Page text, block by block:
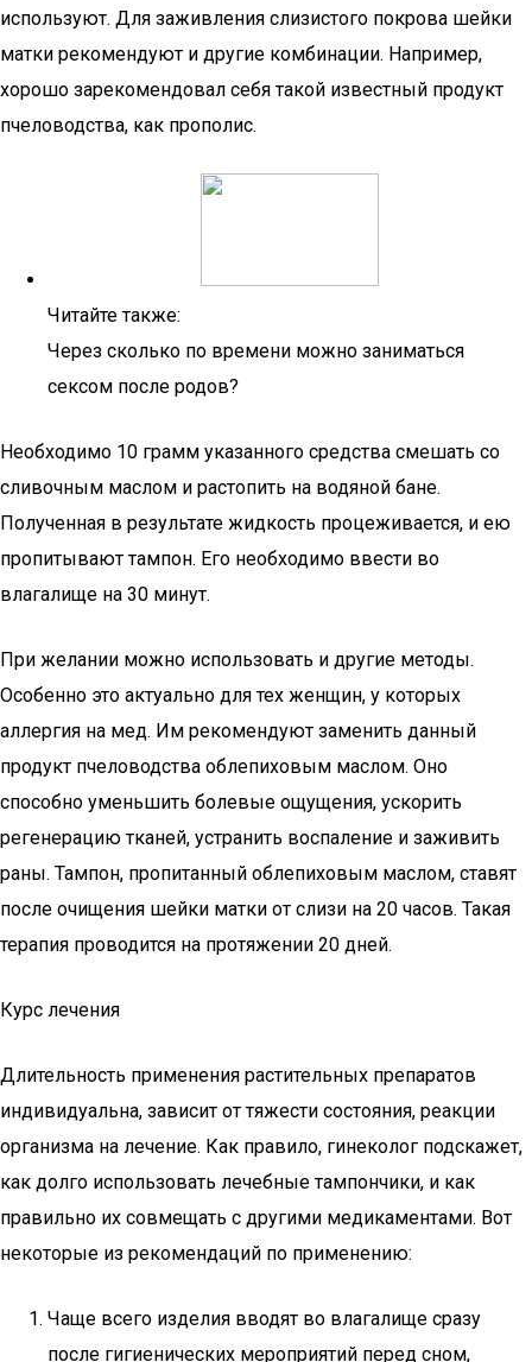
используют. Для заживления слизистого покрова шейки
матки рекомендуют и другие комбинации. Например,
хорошо зарекомендовал себя такой известный продукт
пчеловодства, как прополис.
Читайте также:
Через сколько по времени можно заниматься
сексом после родов?
Необходимо 10 грамм указанного средства смешать со
сливочным маслом и растопить на водяной бане.
Полученная в результате жидкость процеживается, и ею
пропитывают тампон. Его необходимо ввести во
влагалище на 30 минут.
При желании можно использовать и другие методы.
Особенно это актуально для тех женщин, у которых
аллергия на мед. Им рекомендуют заменить данный
продукт пчеловодства облепиховым маслом. Оно
способно уменьшить болевые ощущения, ускорить
регенерацию тканей, устранить воспаление и заживить
раны. Тампон, пропитанный облепиховым маслом, ставят
после очищения шейки матки от слизи на 20 часов. Такая
терапия проводится на протяжении 20 дней.
Курс лечения
Длительность применения растительных препаратов
индивидуальна, зависит от тяжести состояния, реакции
организма на лечение. Как правило, гинеколог подскажет,
как долго использовать лечебные тампончики, и как
правильно их совмещать с другими медикаментами. Вот
некоторые из рекомендаций по применению:
Чаще всего изделия вводят во влагалище сразу
после гигиенических мероприятий перед сном,